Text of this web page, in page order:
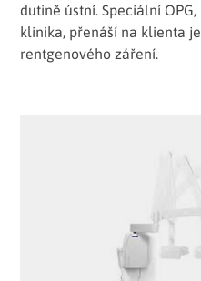
dutině ústní. Speciální
klinika, přenáší na klienta
rentgenového záření.